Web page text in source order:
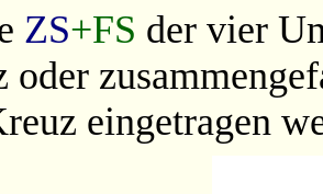
ZS+FS der vier
oder
eingetragen